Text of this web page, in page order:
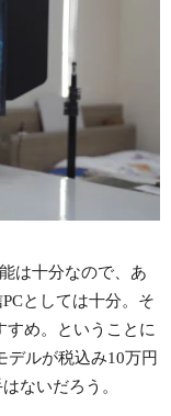
は十分なので、あ
としては十分。そ
すめ。ということに
デルが税込み10万円
ないだろう。